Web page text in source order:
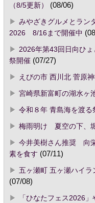
（8/5更新）
(08/06)
みやざきグルメとラン
2026 8/16まで開催中
2026年第43回日向ひ
祭開催(07/27)
えびの市 西川北 菅原
宮崎県新富町の湖水ヶ
令和８年 青島海を渡
梅雨明け 夏空の下、
今井美樹さん推奨 向
素を食す (07/11)
五ヶ瀬町 五ヶ瀬ハイラ
(07/08)
「ひなたフェス2026